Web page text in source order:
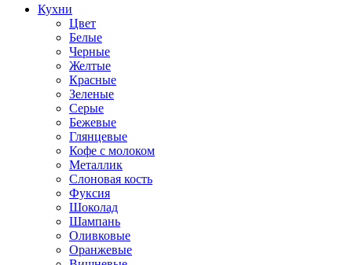
Кухни
Цвет
Белые
Черные
Желтые
Красные
Зеленые
Серые
Бежевые
Глянцевые
Кофе с молоком
Металлик
Слоновая кость
Фуксия
Шоколад
Шампань
Оливковые
Оранжевые